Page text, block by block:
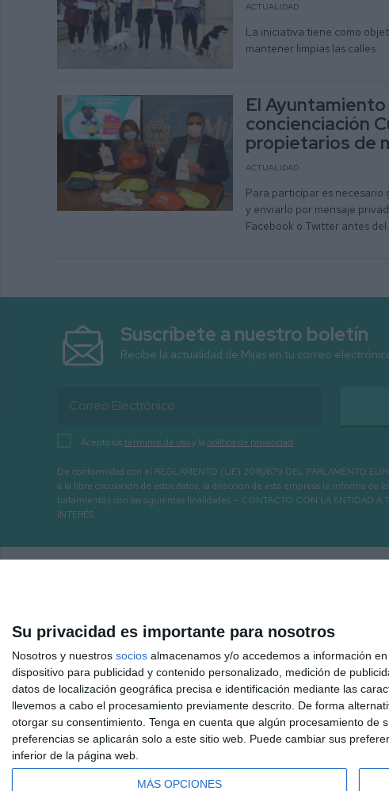
Su privacidad es importante para nosotros
Nosotros y nuestros socios almacenamos y/o accedemos a información
dispositivo para publicidad y contenido personalizado, medición de
datos de localización geográfica precisa e identificación mediante las
llevemos a cabo el procesamiento previamente descrito. De forma
otorgar su consentimiento. Tenga en cuenta que algún procesamiento de
preferencias se aplicarán solo a este sitio web. Puede cambiar sus
inferior de la página web.
MÁS OPCIONES
ACTUALIDAD
La iniciativa tiene como
mantener limpias las calles
El
concienciación
propietarios de
ACTUALIDAD
Para participar es necesario
y enviarlo por mensaje
Facebook o Twitter antes
Suscríbete a nuestro boletín
Recibe la actualidad de Mijas en tu correo
Acepto lostérminos de usoy la política de privacidad
De conformidad con el REGLAMENTO (UE) 2016/679 DEL PARLAMENTO
a la libre circulación de estos datos, la dirección de esta empresa le informa de
tratamiento) con las siguientes finalidades: - CONTACTO CON LA ENTIDAD A
INTERÉS.
Inicio Hemeroteca Mijas 3.40 TV a la carta Radio
MIJAS COMUNICACIÓN S.A.